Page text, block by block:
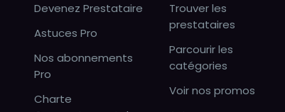
Devenez Prestataire
Astuces Pro
Nos abonnements
Pro
Charte
Trouver les
prestataires
Parcourir les
catégories
Voir nos promos